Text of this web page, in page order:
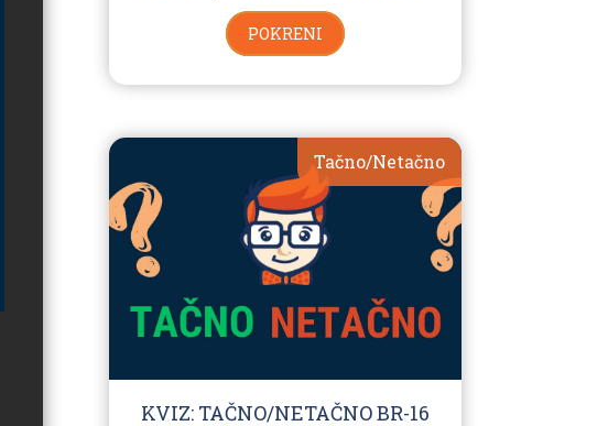
POKRENI
Tačno/Netačno
KVIZ: TAČNO/NETAČNO BR-16